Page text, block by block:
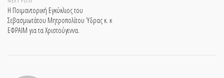
Η Ποιμαντορική Εγκύκλιος του
Σεβασμιωτάτου Μητροπολίτου Ύδρας κ. κ
ΕΦΡΑΙΜ για τα Χριστούγεννα.